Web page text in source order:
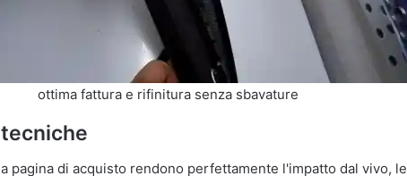
ottima fattura e rifinitura senza sbavature
pagina di acquisto rendono perfettamente l'impatto dal vivo, le